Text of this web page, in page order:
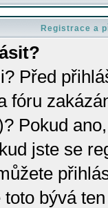
Registrace a
Před
fóru
Pokud
jste se
bývá